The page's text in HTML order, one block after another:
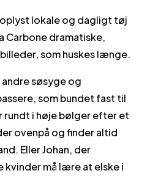
lokale og dagligt tøj
Carbone dramatiske,
som huskes længe.
andre søsyge og
som bundet fast til
rundt i høje bølger efter et
ovenpå og finder altid
Eller Johan, der
må lære at elske i